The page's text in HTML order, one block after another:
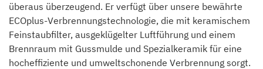
überaus überzeugend. Er verfügt über unsere bewährte
ECOplus-Verbrennungstechnologie, die mit keramischem
Feinstaubfilter, ausgeklügelter Luftführung und einem
Brennraum mit Gussmulde und Spezialkeramik für eine
hocheffiziente und umweltschonende Verbrennung sorgt.